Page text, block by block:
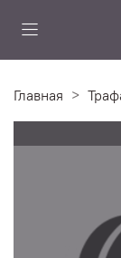
Главная